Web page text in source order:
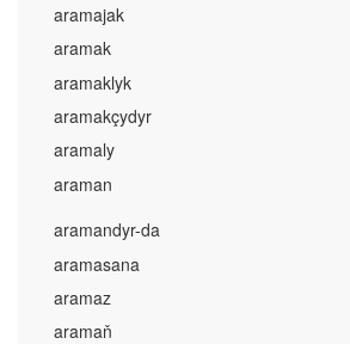
aramajak
aramak
aramaklyk
aramakçydyr
aramaly
araman
aramandyr-da
aramasana
aramaz
aramaň